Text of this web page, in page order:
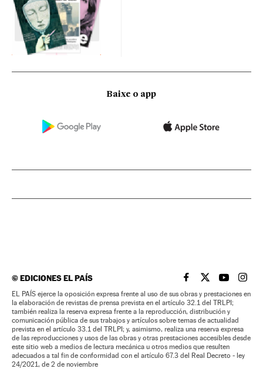
Baixe o app
©EDICIONES EL PAÍS EL PAÍS BRASIL EN
EL PAÍSEL PAÍS
EL
EL PAÍS ejerce la oposición expresa frente al uso de sus obras y prestaciones en
la elaboración de revistas de prensa prevista en el artículo 32.1 del TRLPI;
también realiza la reserva expresa frente a la reproducción, distribución y
comunicación pública de sus trabajos y artículos sobre temas de actualidad
prevista en el artículo 33.1 del TRLPI; y, asimismo, realiza una reserva expresa
de las reproducciones y usos de las obras y otras prestaciones accesibles desde
este sitio web a medios de lectura mecánica u otros medios que resulten
adecuados a tal fin de conformidad con el artículo 67.3 del Real Decreto - ley
24/2021, de 2 de noviembre